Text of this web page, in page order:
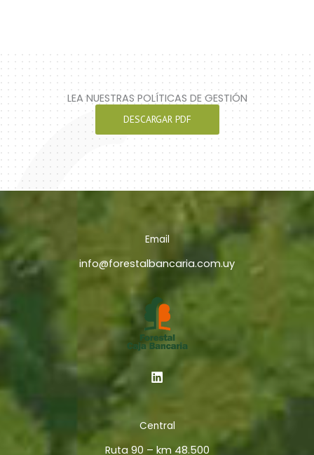
LEA NUESTRAS POLÍTICAS DE GESTIÓN
DESCARGAR PDF
Email
info@forestalbancaria.com.uy
Central
Ruta 90 – km 48.500